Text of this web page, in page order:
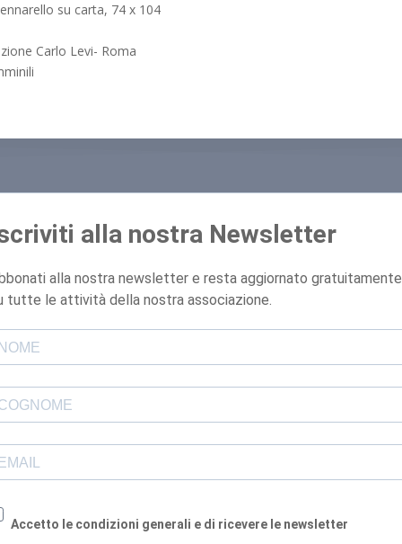
su carta, 74 x 104
Carlo Levi- Roma
alla nostra Newsletter
alla nostra newsletter e resta aggiornato gratuitamente
tutte le attività della nostra associazione.
Accetto le condizioni generali e di ricevere le newsletter